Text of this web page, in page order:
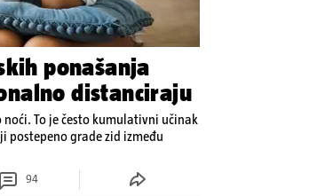
ponašanja
distanciraju
To je često kumulativni učinak
grade zid između
94